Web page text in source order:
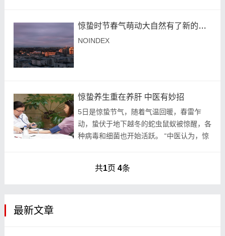
惊蛰时节春气萌动大自然有了新的活力
NOINDEX
惊蛰养生重在养肝 中医有妙招
5日是惊蛰节气，随着气温回暖，春雷乍
动，蛰伏于地下越冬的蛇虫鼠蚁被惊醒，各
种病毒和细菌也开始活跃。 “中医认为，惊
诱发痼疾。...
共1页 4条
最新文章